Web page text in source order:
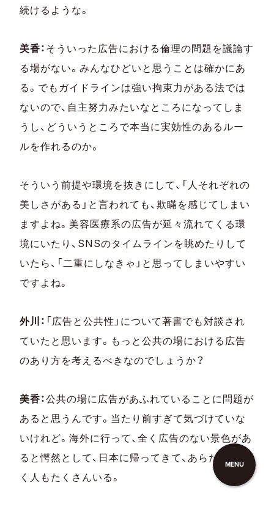
続けるような。
美香： そういった広告における倫理の問題を議論す
る場がない。みんなひどいと思うことは確かにあ
る。でもガイドラインは強い拘束力がある法では
ないので、自主努力みたいなところになってしま
うし、どういうところで本当に実効性のあるルー
ルを作れるのか。
そういう前提や環境を抜きにして、「人それぞれの
美しさがある」と言われても、欺瞞を感じてしまい
ますよね。美容医療系の広告が延々流れてくる環
境にいたり、SNSのタイムラインを眺めたりして
いたら、「二重にしなきゃ」と思ってしまいやすい
ですよね。
外川： 「広告と公共性」について著書でも対談され
ていたと思います。もっと公共の場における広告
のあり方を考えるべきなのでしょうか？
美香：公共の場に広告があふれていることに問題が
あると思うんです。当たり前すぎて気づけていな
いけれど。海外に行って、全く広告のない景色があ
ると愕然として、日本に帰ってきて、あらためて驚
く人もたくさんいる。
MENU